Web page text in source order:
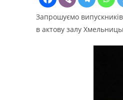
Запрошуємо
в актову залу